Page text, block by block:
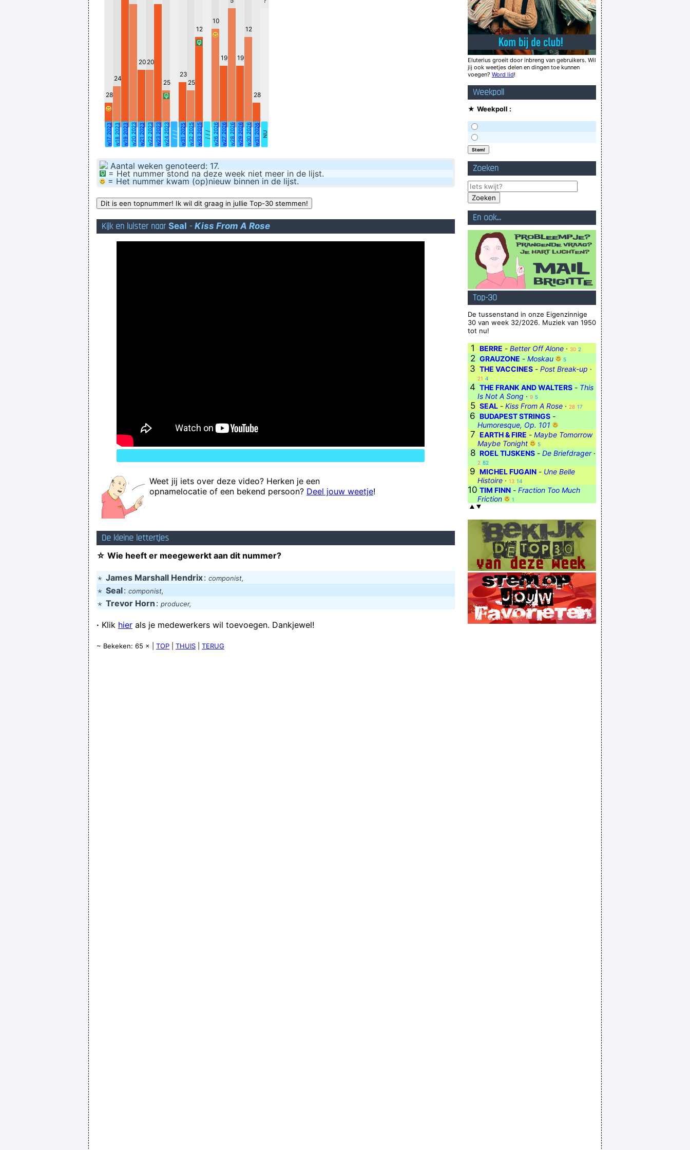
Urine stinkt naar pis!
toen we na de doopakten doorpakten
2.
Need signs? Drit cheap! Spelling free!
knip, knip, knip, knets.
These people must have interviewed too many stupid people that doesn't fit the position and they are now desperate.
Early this summer I came across this fuzzy warm cozy sleeper for my 3 month old baby, I am so glad I got it. I would highly recommend that you get
De reden voor mijn ontslag of wat moest ge weten??? Ik wil niet werken voor een waardeloze lutser die ik eenvoudigweg HAAT
Het is niet omdat ik qua studies minder geluk heb gehad dan jij, dat je er automatisch van uit mag gaan als zou ik het IQ van een putdeksel hebben, jij
onfatsoenlijk persoon!
Verknoei je tijd op een nuttige manier!
Geej se lèllike voel hod!
28
w17 2023
24
w18 2023w19 2023w20 2023
20
w21 2023
20
w22 2023w23 2023
25
w24 2023 / / /
23
w31 2025
25
w32 2025
12
w33 2025 / / /
10
w26 2026
19
w27 2026w28 2026
19
w29 2026
12
w30 2026
28
w31 2026 NU
Aantal weken genoteerd: 17.
= Het nummer stond na deze week niet meer in de lijst.
= Het nummer kwam (op)nieuw binnen in de lijst.
Kijk en luister naar Seal - Kiss From A Rose
Weet jij iets over deze video? Herken je een
opnamelocatie of een bekend persoon? Deel jouw weetje!
De kleine lettertjes
☆ Wie heeft er meegewerkt aan dit nummer?
⋆ James Marshall Hendrix: componist,
⋆ Seal: componist,
⋆ Trevor Horn : producer,
· Klik hier als je medewerkers wil toevoegen. Dankjewel!
~ Bekeken: 65 × | TOP THUIS TERUG
Eluterius groeit door inbreng van gebruikers. Wil
jij ook weetjes delen en dingen toe kunnen
voegen? Word lid!
Weekpoll
★ Weekpoll :
Zoeken
En ook...
Top-30
De tussenstand in onze Eigenzinnige
30 van week 32/2026. Muziek van 1950
tot nu!
1 BERRE - Better Off Alone · 30 2
2 GRAUZONE - Moskau 5
3 THE VACCINES - Post Break-up ·
21 4
4 THE FRANK AND WALTERS - This
Is Not A Song · 9 5
5 SEAL - Kiss From A Rose · 28 17
6 BUDAPEST STRINGS -
Humoresque, Op. 101
7 EARTH & FIRE - Maybe Tomorrow
Maybe Tonight
5
8 ROEL TIJSKENS - De Briefdrager·
2 82
9 MICHEL FUGAIN - Une Belle
Histoire · 13 14
10 TIM FINN - Fraction Too Much
Friction
1